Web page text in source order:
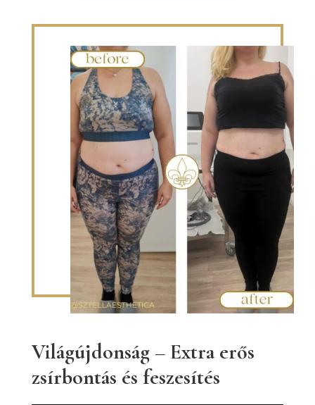
Világújdonság – Extra erős
zsírbontás és feszesítés